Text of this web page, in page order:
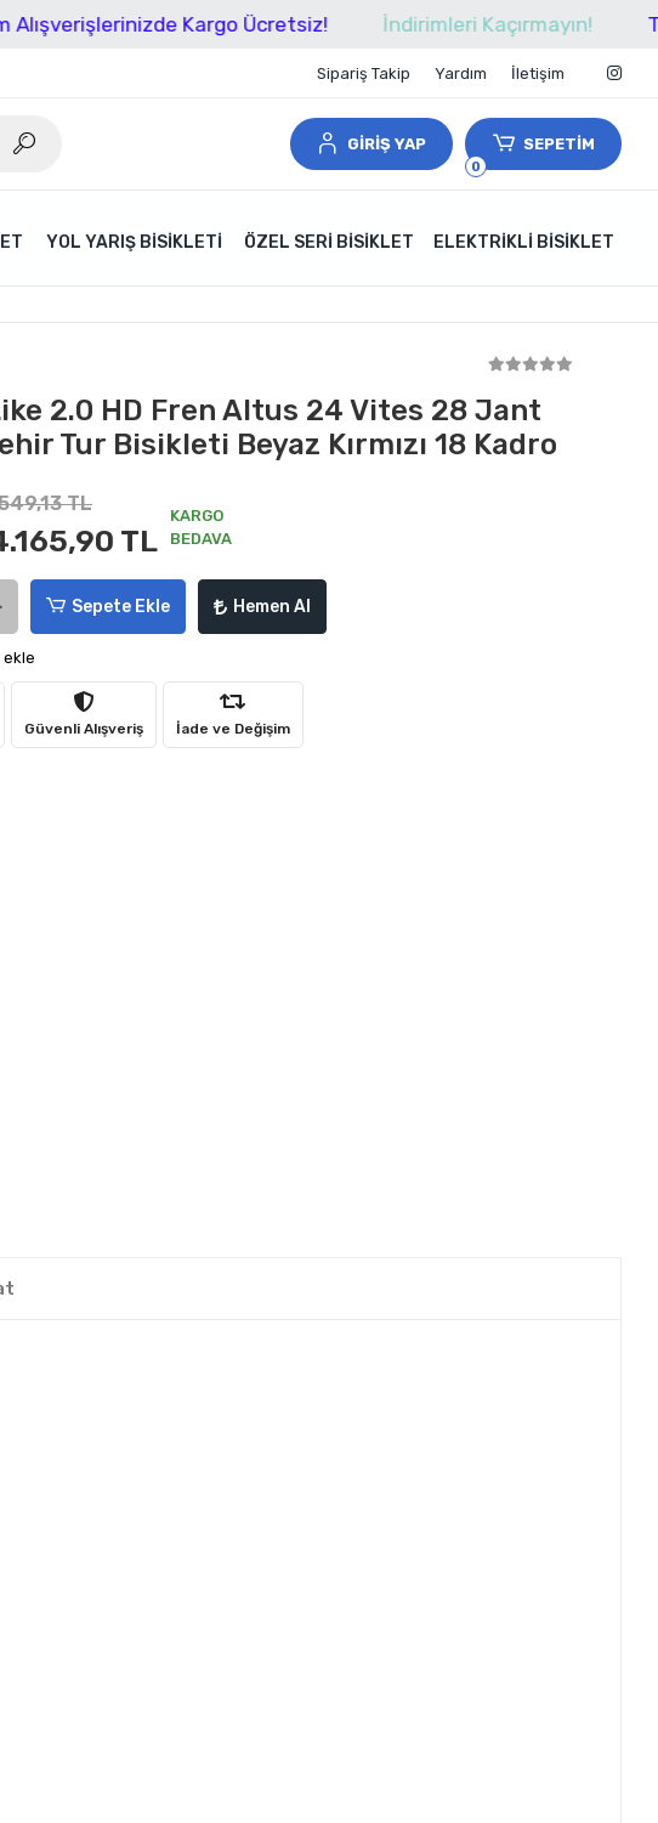
Kargo Ücretsiz! İndirimleri Kaçırmayın! Tüm
Sipariş Takip Yardım İletişim
GİRİŞ YAP
0
SEPETİM
YOL YARIŞ BISIKLETI ÖZEL SERI BISIKLET ELEKTRIKLI BISIKLET
2.0 HD Fren Altus 24 Vites 28 Jant
Tur Bisikleti Beyaz Kırmızı 18 Kadro
TL
TL
KARGO
BEDAVA
Sepete Ekle Hemen Al
ekle
Güvenli Alışveriş İade ve Değişim